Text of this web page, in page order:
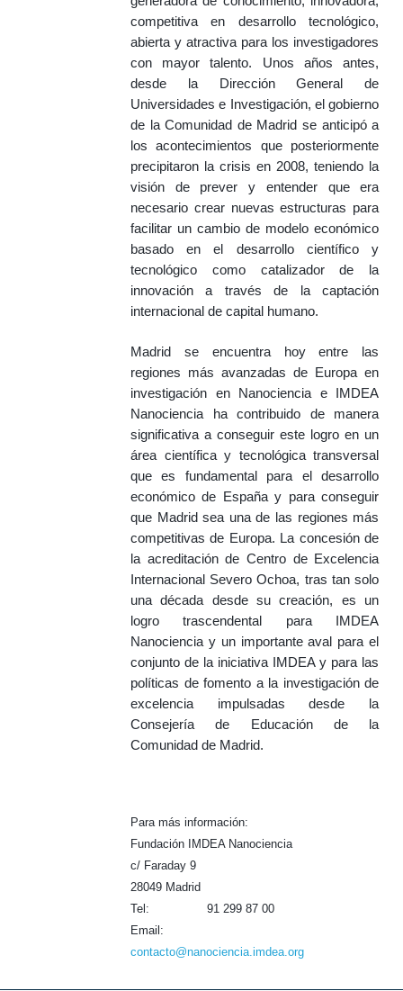
competitiva en desarrollo tecnológico,
abierta y atractiva para los investigadores
con mayor talento. Unos años antes,
desde la Dirección General de
Universidades e Investigación, el gobierno
de la Comunidad de Madrid se anticipó a
los acontecimientos que posteriormente
precipitaron la crisis en 2008, teniendo la
visión de prever y entender que era
necesario crear nuevas estructuras para
facilitar un cambio de modelo económico
basado en el desarrollo científico y
tecnológico como catalizador de la
innovación a través de la captación
internacional de capital humano.
Madrid se encuentra hoy entre las
regiones más avanzadas de Europa en
investigación en Nanociencia e IMDEA
Nanociencia ha contribuido de manera
significativa a conseguir este logro en un
área científica y tecnológica transversal
que es fundamental para el desarrollo
económico de España y para conseguir
que Madrid sea una de las regiones más
competitivas de Europa. La concesión de
la acreditación de Centro de Excelencia
Internacional Severo Ochoa, tras tan solo
una década desde su creación, es un
logro trascendental para IMDEA
Nanociencia y un importante aval para el
conjunto de la iniciativa IMDEA y para las
políticas de fomento a la investigación de
excelencia impulsadas desde la
Consejería de Educación de la
Comunidad de Madrid.
Para más información:
Fundación IMDEA Nanociencia
c/ Faraday 9
28049 Madrid
Tel: 91 299 87 00
Email:
contacto@nanociencia.imdea.org